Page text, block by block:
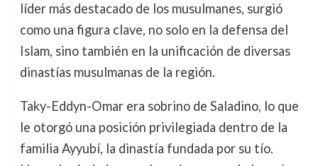
líder más destacado de los musulmanes, surgió
como una figura clave, no solo en la defensa del
Islam, sino también en la unificación de diversas
dinastías musulmanas de la región.
Taky-Eddyn-Omar era sobrino de Saladino, lo que
le otorgó una posición privilegiada dentro de la
familia Ayyubí, la dinastía fundada por su tío.